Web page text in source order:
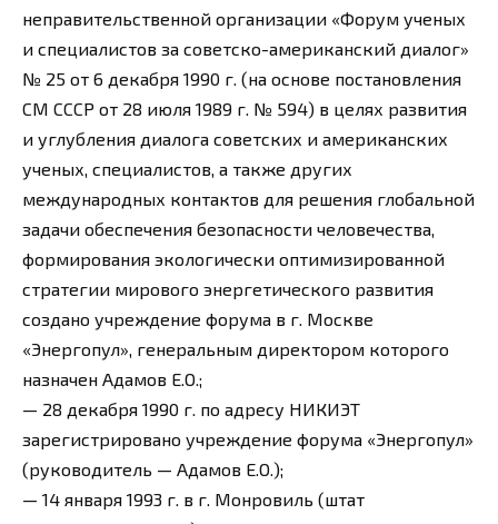
неправительственной организации «Форум ученых
и специалистов за советско-американский диалог»
№ 25 от 6 декабря 1990 г. (на основе постановления
СМ СССР от 28 июля 1989 г. № 594) в целях развития
и углубления диалога советских и американских
ученых, специалистов, а также других
международных контактов для решения глобальной
задачи обеспечения безопасности человечества,
формирования экологически оптимизированной
стратегии мирового энергетического развития
создано учреждение форума в г. Москве
«Энергопул», генеральным директором которого
назначен Адамов Е.О.;
— 28 декабря 1990 г. по адресу НИКИЭТ
зарегистрировано учреждение форума «Энергопул»
(руководитель — Адамов Е.О.);
— 14 января 1993 г. в г. Монровиль (штат